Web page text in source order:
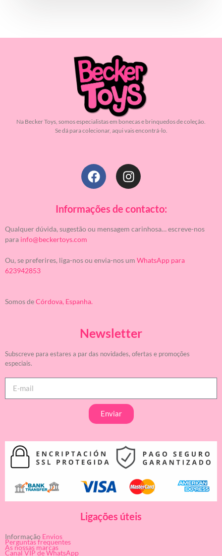
Na Becker Toys, somos especialistas em bonecas e brinquedos de coleção.
Se dá para colecionar, aqui vais encontrá-lo.
Informações de contacto:
Qualquer dúvida, sugestão ou mensagem carinhosa… escreve-nos
para info@beckertoys.com
Ou, se preferires, liga-nos ou envia-nos um WhatsApp para
623942853
Somos deCórdova, Espanha.
Newsletter
Subscreve para estares a par das novidades, ofertas e promoções
especiais.
Enviar
Ligações úteis
Informação Envios
Perguntas frequentes
As nossas marcas
Canal VIP de WhatsApp